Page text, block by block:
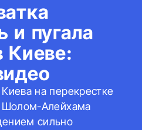
и пугала
Киеве:
на перекрестке
Шолом-Алейхама
сильно